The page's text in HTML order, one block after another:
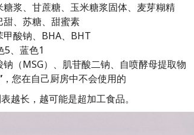
糖浆、甘蔗糖、玉米糖浆固体、麦芽糊精
甜、苏糖、甜蜜素
甲酸钠、BHA、BHT
5、蓝色1
钠（MSG）、肌苷酸二钠、自喷酵母提取物
，您在自己厨房中不会使用的
越长，越可能是超加工食品。